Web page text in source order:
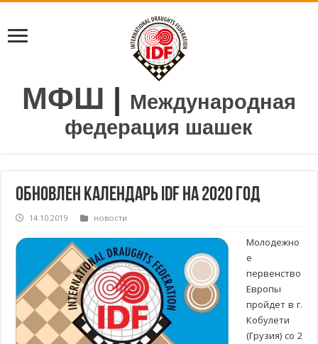
МФШ | Международная
федерация шашек
Обновлен календарь IDF на 2020 год
14.10.2019 новости
Молодежно
е
первенство
Европы
пройдет в г.
Кобулети
(Грузия) со 2